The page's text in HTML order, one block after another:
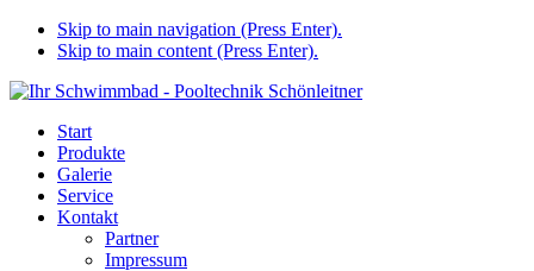
Skip to main navigation (Press Enter).
Skip to main content (Press Enter).
Start
Produkte
Galerie
Service
Kontakt
Partner
Impressum